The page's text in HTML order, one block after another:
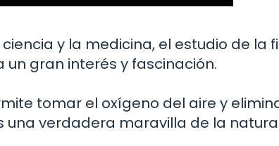
y la medicina, el estudio de la
gran interés y fascinación.
tomar el oxígeno del aire y
una verdadera maravilla de la